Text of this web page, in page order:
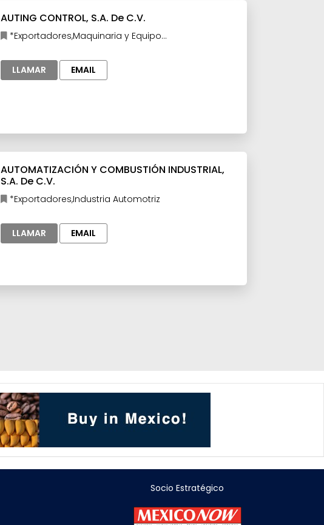
AUTING CONTROL, S.A. De C.V.
*Exportadores,Maquinaria y Equipo
LLAMAR
EMAIL
AUTOMATIZACIÓN Y COMBUSTIÓN INDUSTRIAL,
S.A. De C.V.
*Exportadores,Industria Automotriz
LLAMAR EMAIL
Socio Estratégico